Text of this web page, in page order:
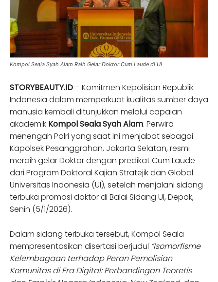
Kompol Seala Syah Alam Raih Gelar Doktor Cum Laude di UI
STORYBEAUTY.ID – Komitmen Kepolisian Republik
Indonesia dalam memperkuat kualitas sumber daya
manusia kembali ditunjukkan melalui capaian
akademik Kompol Seala Syah Alam. Perwira
menengah Polri yang saat ini menjabat sebagai
Kapolsek Pesanggrahan, Jakarta Selatan, resmi
meraih gelar Doktor dengan predikat Cum Laude
dari Program Doktoral Kajian Stratejik dan Global
Universitas Indonesia (UI), setelah menjalani sidang
terbuka promosi doktor di Balai Sidang UI, Depok,
Senin (5/1/2026).
Dalam sidang terbuka tersebut, Kompol Seala
mempresentasikan disertasi berjudul “Isomorfisme
Kelembagaan terhadap Peran Pemolisian
Komunitas di Era Digital: Perbandingan Teoretis